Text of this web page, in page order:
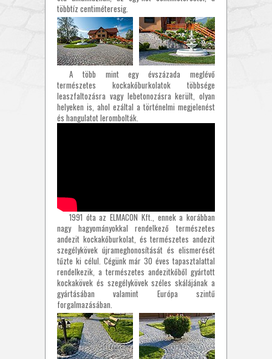
többtíz centiméteresig.
A több mint egy évszázada meglévő
természetes kockakőburkolatok többsége
leaszfaltozásra vagy lebetonozásra került, olyan
helyeken is, ahol ezáltal a történelmi megjelenést
és hangulatot lerombolták.
1991 óta az ELMACON Kft., ennek a korábban
nagy hagyományokkal rendelkező természetes
andezit kockakőburkolat, és természetes andezit
szegélykövek újrameghonosítását és elismerését
tűzte ki célul. Cégünk már 30 éves tapasztalattal
rendelkezik, a természetes andezitkőből gyártott
kockakövek és szegélykövek széles skálájának a
gyártásában valamint Európa szintű
forgalmazásában.